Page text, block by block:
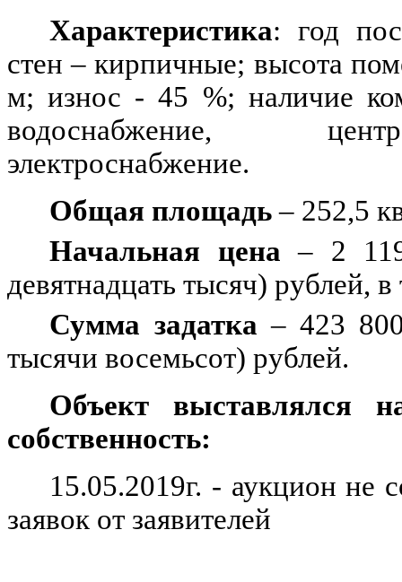
Характеристика: год
стен – кирпичные; высота
м; износ - 45 %; наличие
водоснабжение,
электроснабжение.
Общая площадь– 252,5
Начальная цена – 2
девятнадцать тысяч) рублей,
Сумма задатка – 423
тысячи восемьсот) рублей.
Объект выставлялся
собственность:
15.05.2019г. - аукцион не
заявок от заявителей